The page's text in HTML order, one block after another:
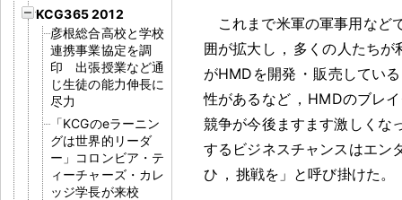
KCG365 2012
彦根総合高校と学校
連携事業協定を調
印 出張授業など通
じ生徒の能力伸長に
尽力
「KCGのeラーニン
グは世界的リーダ
ー」コロンビア・テ
ィーチャーズ・カレ
ッジ学長が来校
これまで米軍の軍事用など
囲が拡大し ， 多くの人たちが
がHMDを開発 ・ 販売してい
性があるなど ， HMDのブレ
競争が今後ますます激しくな
するビジネスチャンスはエン
ひ ， 挑戦を」と呼び掛けた 。